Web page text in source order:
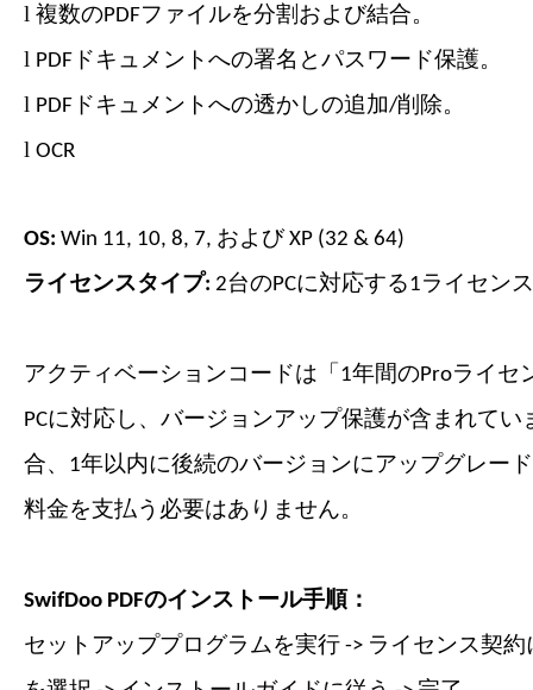
l 複数のPDFファイルを分割および結合。
l PDFドキュメントへの署名とパスワード保護。
l PDFドキュメントへの透かしの追加/削除。
l OCR
OS: Win 11, 10, 8, 7, および XP (32 & 64)
ライセンスタイプ: 2台のPCに対応する1ライセンス
アクティベーションコードは「1年間のProライセ
PCに対応し、バージョンアップ保護が含まれてい
合、1年以内に後続のバージョンにアップグレー
料金を支払う必要はありません。
SwifDoo PDFのインストール手順：
セットアッププログラムを実行 -> ライセンス契約